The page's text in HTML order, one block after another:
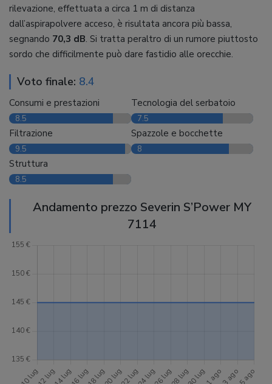
rilevazione, effettuata a circa 1 m di distanza
dall’aspirapolvere acceso, è risultata ancora più bassa,
segnando 70,3 dB. Si tratta peraltro di un rumore piuttosto
sordo che difficilmente può dare fastidio alle orecchie.
Voto finale: 8.4
Consumi e prestazioni
8.5
Tecnologia del serbatoio
7.5
Filtrazione
9.5
Spazzole e bocchette
8
Struttura
8.5
Andamento prezzo Severin S’Power MY
7114